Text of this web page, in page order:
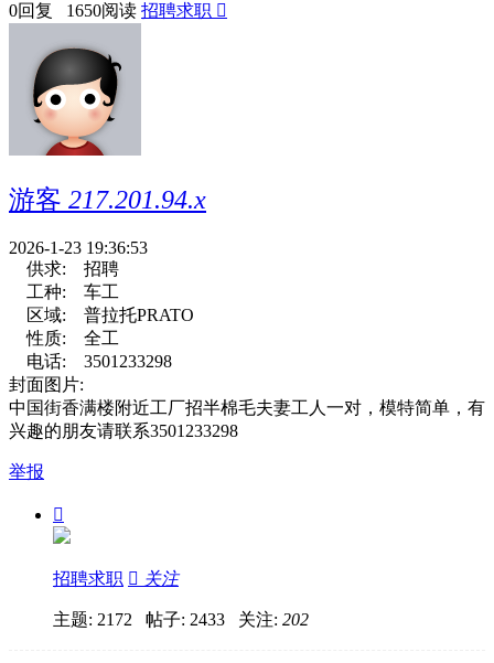
0回复 1650阅读 招聘求职 
游客 217.201.94.x
2026-1-23 19:36:53
供求:
招聘
工种:
车工
区域:
普拉托PRATO
性质:
全工
电话:
3501233298
封面图片:
中国街香满楼附近工厂招半棉毛夫妻工人一对，模特简单，有
兴趣的朋友请联系3501233298
举报

招聘求职  关注
主题: 2172 帖子: 2433 关注: 202